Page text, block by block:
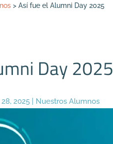
>Así fue el Alumni Day 2025
Day 2025
2025 Nuestros Alumnos